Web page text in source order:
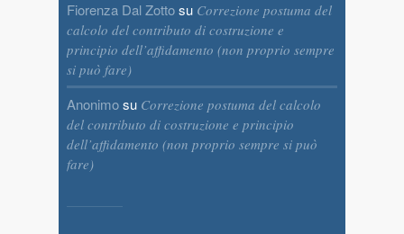
Fiorenza Dal Zottosu Correzione postuma del
calcolo del contributo di costruzione e
principio dell’affidamento (non proprio sempre
si può fare)
Anonimosu Correzione postuma del calcolo
del contributo di costruzione e principio
dell’affidamento (non proprio sempre si può
fare)